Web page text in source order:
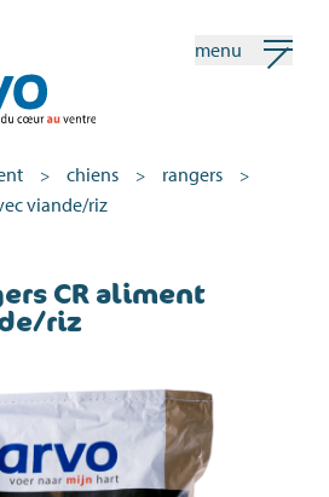
menu
> chiens > rangers >
viande/riz
CR aliment
riz